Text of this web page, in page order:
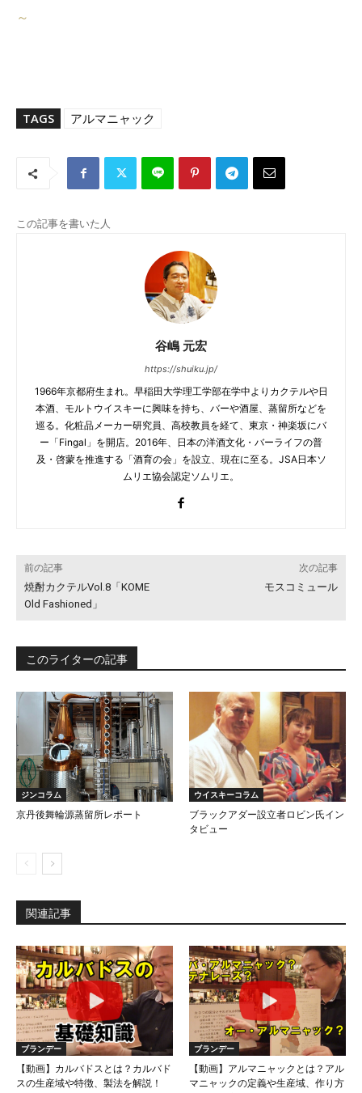
～
TAGS アルマニャック
この記事を書いた人
谷嶋 元宏
https://shuiku.jp/
1966年京都府生まれ。早稲田大学理工学部在学中よりカクテルや日
本酒、モルトウイスキーに興味を持ち、バーや酒屋、蒸留所などを
巡る。化粧品メーカー研究員、高校教員を経て、東京・神楽坂にバ
ー「Fingal」を開店。2016年、日本の洋酒文化・バーライフの普
及・啓蒙を推進する「酒育の会」を設立、現在に至る。JSA日本ソ
ムリエ協会認定ソムリエ。
前の記事
焼酎カクテルVol.8「KOME
Old Fashioned」
次の記事
モスコミュール
このライターの記事
ジンコラム
京丹後舞輪源蒸留所レポート
ウイスキーコラム
ブラックアダー設立者ロビン氏イン
タビュー
関連記事
ブランデー
【動画】カルバドスとは？カルバド
スの生産域や特徴、製法を解説！
ブランデー
【動画】アルマニャックとは？アル
マニャックの定義や生産域、作り方